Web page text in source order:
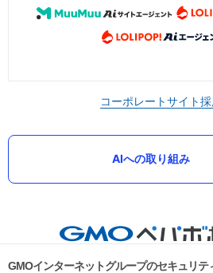
コーポレートサイト
AIへの取り組み
GMOインターネットグループのセキュリテ